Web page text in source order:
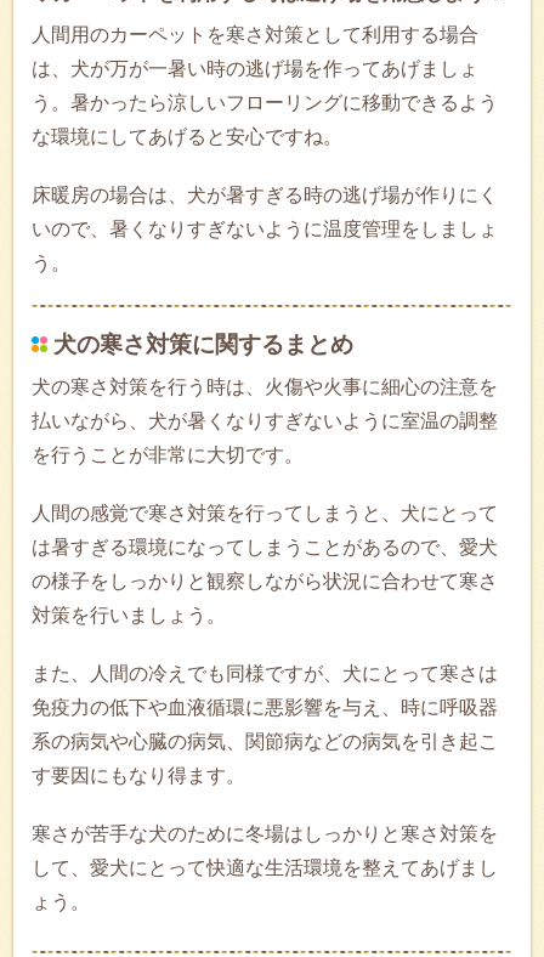
人間用のカーペットを寒さ対策として利用する場合
は、犬が万が一暑い時の逃げ場を作ってあげましょ
う。暑かったら涼しいフローリングに移動できるよう
な環境にしてあげると安心ですね。
床暖房の場合は、犬が暑すぎる時の逃げ場が作りにく
いので、暑くなりすぎないように温度管理をしましょ
う。
犬の寒さ対策に関するまとめ
犬の寒さ対策を行う時は、火傷や火事に細心の注意を
払いながら、犬が暑くなりすぎないように室温の調整
を行うことが非常に大切です。
人間の感覚で寒さ対策を行ってしまうと、犬にとって
は暑すぎる環境になってしまうことがあるので、愛犬
の様子をしっかりと観察しながら状況に合わせて寒さ
対策を行いましょう。
また、人間の冷えでも同様ですが、犬にとって寒さは
免疫力の低下や血液循環に悪影響を与え、時に呼吸器
系の病気や心臓の病気、関節病などの病気を引き起こ
す要因にもなり得ます。
寒さが苦手な犬のために冬場はしっかりと寒さ対策を
して、愛犬にとって快適な生活環境を整えてあげまし
ょう。